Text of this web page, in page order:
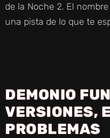
de la Noche 2. El
una pista de lo que te
DEMONIO
VERSIONES,
PROBLEMAS